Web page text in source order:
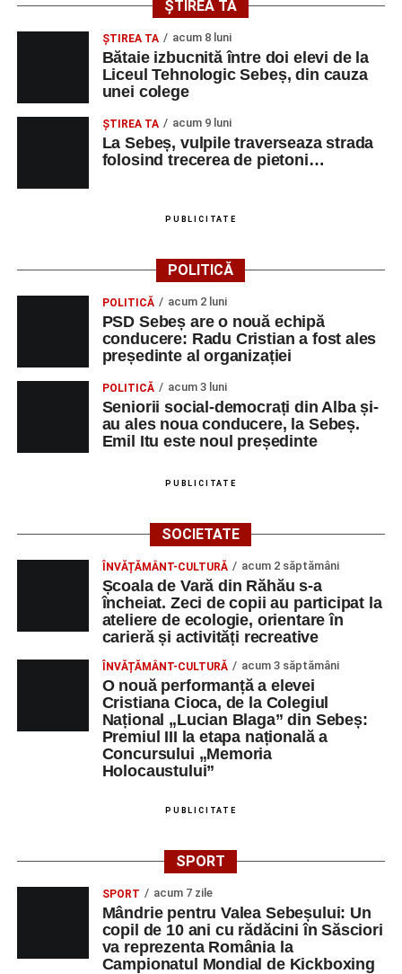
ȘTIREA TA
ŞTIREA TA acum 8 luni
Bătaie izbucnită între doi elevi de la
Liceul Tehnologic Sebeș, din cauza
unei colege
ŞTIREA TA acum 9 luni
La Sebeș, vulpile traverseaza strada
folosind trecerea de pietoni…
PUBLICITATE
POLITICĂ
POLITICĂ acum 2 luni
PSD Sebeș are o nouă echipă
conducere: Radu Cristian a fost ales
președinte al organizației
POLITICĂ acum 3 luni
Seniorii social-democrați din Alba și-
au ales noua conducere, la Sebeș.
Emil Itu este noul președinte
PUBLICITATE
SOCIETATE
ÎNVĂȚĂMÂNT-CULTURĂ acum 2 săptămâni
Școala de Vară din Răhău s-a
încheiat. Zeci de copii au participat la
ateliere de ecologie, orientare în
carieră și activități recreative
ÎNVĂȚĂMÂNT-CULTURĂ acum 3 săptămâni
O nouă performanță a elevei
Cristiana Cioca, de la Colegiul
Național „Lucian Blaga” din Sebeș:
Premiul III la etapa națională a
Concursului „Memoria
Holocaustului”
PUBLICITATE
SPORT
SPORT acum 7 zile
Mândrie pentru Valea Sebeșului: Un
copil de 10 ani cu rădăcini în Săsciori
va reprezenta România la
Campionatul Mondial de Kickboxing